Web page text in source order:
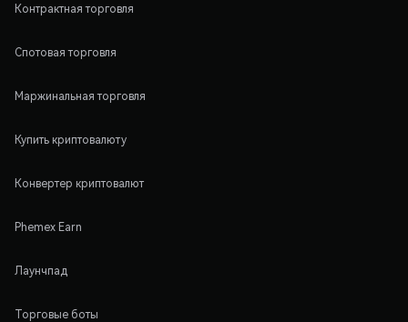
Контрактная торговля
Спотовая торговля
Маржинальная торговля
Купить криптовалюту
Конвертер криптовалют
Phemex Earn
Лаунчпад
Торговые боты